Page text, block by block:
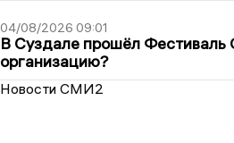
04/08/2026 09:01
В Суздале прошёл Фестиваль
организацию?
Новости СМИ2